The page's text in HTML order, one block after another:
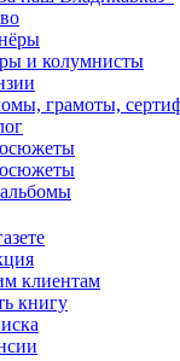
и колумнисты
грамоты,
клиентам
книгу